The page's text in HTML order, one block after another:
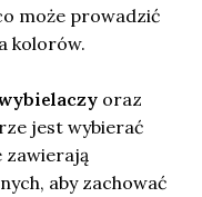
może prowadzić
kolorów.
oraz
jest wybierać
zawierają
aby zachować